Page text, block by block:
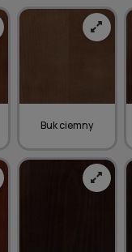
Buk ciemny